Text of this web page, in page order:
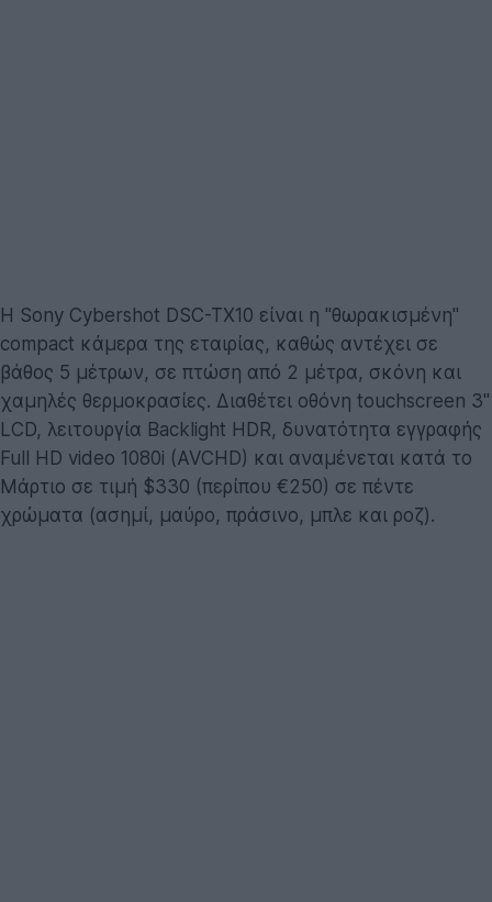
Η Sony Cybershot DSC-TX10 είναι η "θωρακισμένη"
compact κάμερα της εταιρίας, καθώς αντέχει σε
βάθος 5 μέτρων, σε πτώση από 2 μέτρα, σκόνη και
χαμηλές θερμοκρασίες. Διαθέτει οθόνη touchscreen 3''
LCD, λειτουργία Backlight HDR, δυνατότητα εγγραφής
Full HD video 1080i (AVCHD) και αναμένεται κατά το
Μάρτιο σε τιμή $330 (περίπου €250) σε πέντε
χρώματα (ασημί, μαύρο, πράσινο, μπλε και ροζ).